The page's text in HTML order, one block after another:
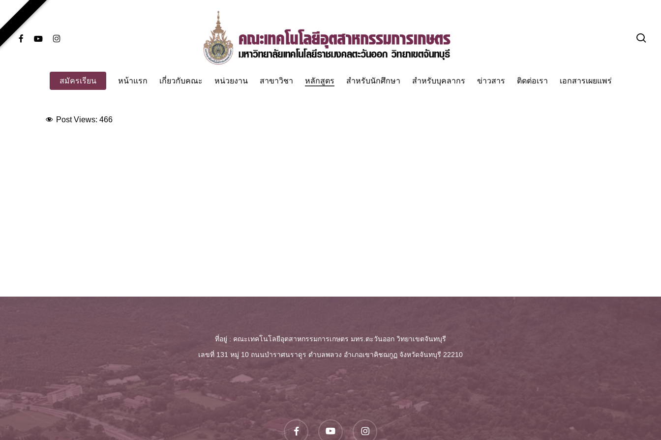
main
content
Hit enter to search or ESC to close
facebookyoutubeinstagram
สมัครเรียน หน้าแรก เกี่ยวกับคณะ หน่วยงาน สาขาวิชา หลักสูตร สำหรับนักศึกษา สำหรับบุคลากร ข่าวสาร ติดต่อเรา เอกสารเผยแพร่
Post Views: 466
ที่อยู่ : คณะเทคโนโลยีอุตสาหกรรมการเกษตร มทร.ตะวันออก วิทยาเขตจันทบุรี
เลขที่ 131 หมู่ 10 ถนนบำราศนราดูร ตำบลพลวง อำเภอเขาคิชฌกูฏ จังหวัดจันทบุรี 22210
facebook youtube instagram